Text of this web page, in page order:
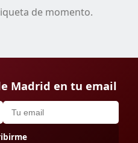
de momento.
Madrid en tu email